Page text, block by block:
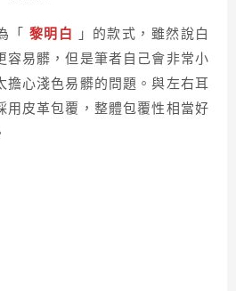
「 黎明白
」的款式，雖然說白
容易髒，但是筆者自己會非常小
擔心淺色易髒的問題。與左右耳
用皮革包覆，整體包覆性相當好